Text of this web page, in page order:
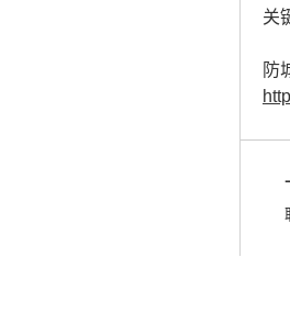
关
防